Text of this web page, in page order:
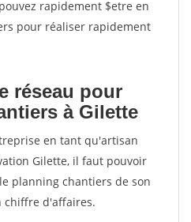
rapidement $etre en
pour réaliser rapidement
réseau pour
à Gilette
en tant qu'artisan
Gilette, il faut pouvoir
planning chantiers de son
chiffre d'affaires.